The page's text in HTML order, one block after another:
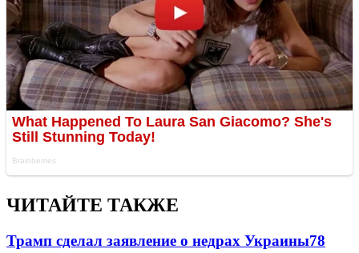
ЧИТАЙТЕ ТАКЖЕ
Трамп сделал заявление о недрах Украины78